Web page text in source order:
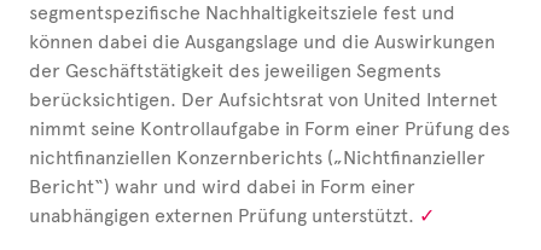
segmentspezifische Nachhaltigkeitsziele fest und
können dabei die Ausgangslage und die Auswirkungen
der Geschäftstätigkeit des jeweiligen Segments
berücksichtigen. Der Auf­sichts­rat von United Internet
nimmt seine Kontrollaufgabe in Form einer Prüfung des
nichtfinanziellen Konzernberichts („Nichtfinanzieller
Bericht“) wahr und wird dabei in Form einer
unabhängigen externen Prüfung unterstützt.